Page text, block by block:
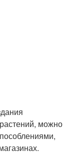
можно